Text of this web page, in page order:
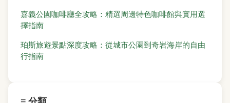
嘉義公園咖啡廳全攻略：精選周邊特色咖啡館與實用選
擇指南
珀斯旅遊景點深度攻略：從城市公園到奇岩海岸的自由
行指南